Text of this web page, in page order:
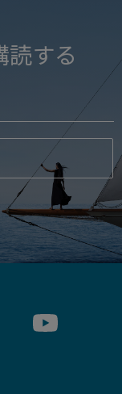
読する